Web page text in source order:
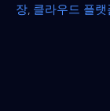
장 클라우드 플랫